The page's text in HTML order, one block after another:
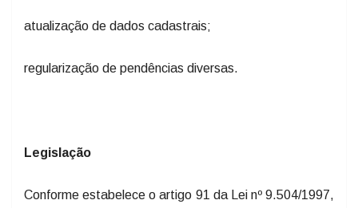
atualização de dados cadastrais;
regularização de pendências diversas.
Legislação
Conforme estabelece o artigo 91 da Lei nº 9.504/1997,